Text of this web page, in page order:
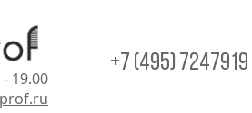
19.00
+7 (495) 7247919